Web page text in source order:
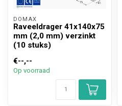
DOMAX
Raveeldrager 41x140x75
mm (2,0 mm) verzinkt
(10 stuks)
€--,--
Op voorraad